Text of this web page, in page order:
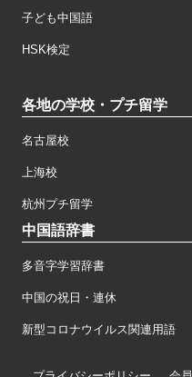
子ども中国語
HSK検定
各地の学校・プチ留学
名古屋校
上海校
杭州プチ留学
中国語辞書
多音字学習辞書
中国の祝日・連休
新型コロナウイルス関連用語